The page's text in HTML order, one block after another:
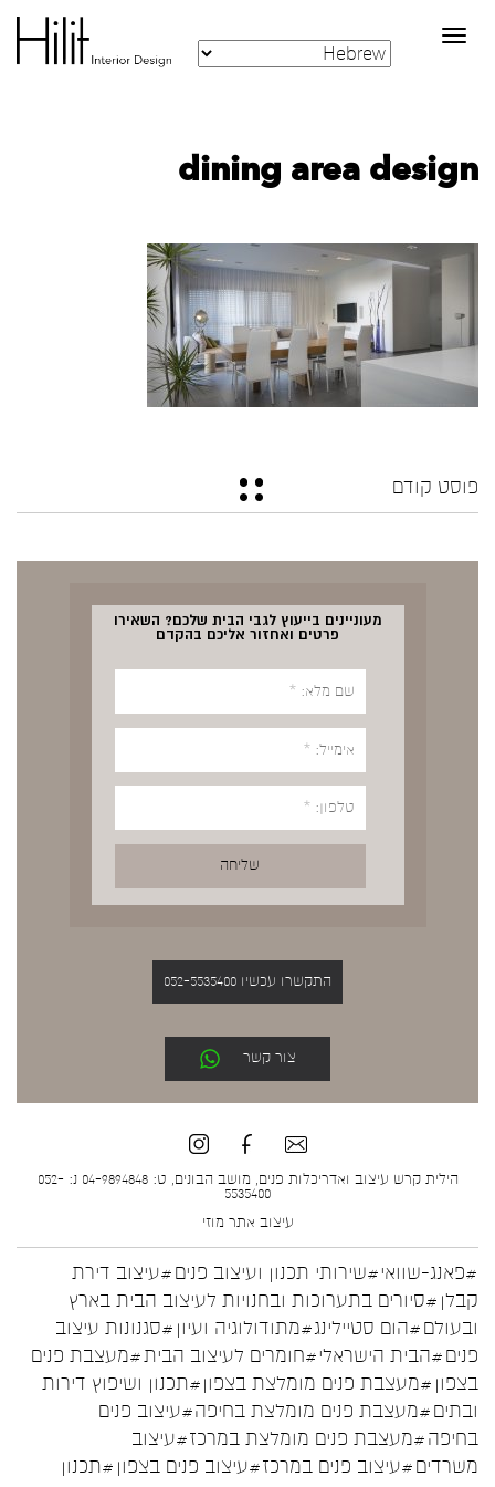
Toggle
navigation
dining area design
פוסט קודם
מעוניינים בייעוץ לגבי הבית שלכם? השאירו
פרטים ואחזור אליכם בהקדם
התקשרו עכשיו 052-5535400
צור קשר
הילית קרש עיצוב ואדריכלות פנים, מושב הבונים, ט: 04-9894848 נ: 052-
5535400
עיצוב אתר מוזי
#פאנג-שוואי#שירותי תכנון ועיצוב פנים#עיצוב דירת
קבלן #סיורים בתערוכות ובחנויות לעיצוב הבית בארץ
ובעולם#הום סטיילינג#מתודולוגיה ועיון #סגנונות עיצוב
פנים#הבית הישראלי#חומרים לעיצוב הבית#מעצבת פנים
בצפון #מעצבת פנים מומלצת בצפון#תכנון ושיפוץ דירות
ובתים#מעצבת פנים מומלצת בחיפה#עיצוב פנים
בחיפה#מעצבת פנים מומלצת במרכז#עיצוב
משרדים#עיצוב פנים במרכז#עיצוב פנים בצפון #תכנון